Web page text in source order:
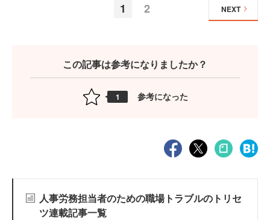
1 2 NEXT
この記事は参考になりましたか？
1 参考になった
人事労務担当者のための職場トラブルのトリセ
ツ連載記事一覧